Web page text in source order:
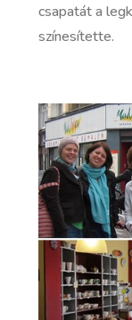
csapatát a
színesítette.